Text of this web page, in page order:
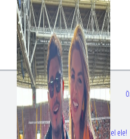
Bir dizi aşkı daha gerçek oldu: Sette el ele!
Gündem Sağlık
Doktorlar